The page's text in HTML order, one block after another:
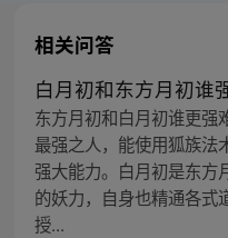
相关问答
白月初和东方月初谁
东方月初和白月初谁更强
最强之人，能使用狐族法
强大能力。白月初是东方
的妖力，自身也精通各式
授...